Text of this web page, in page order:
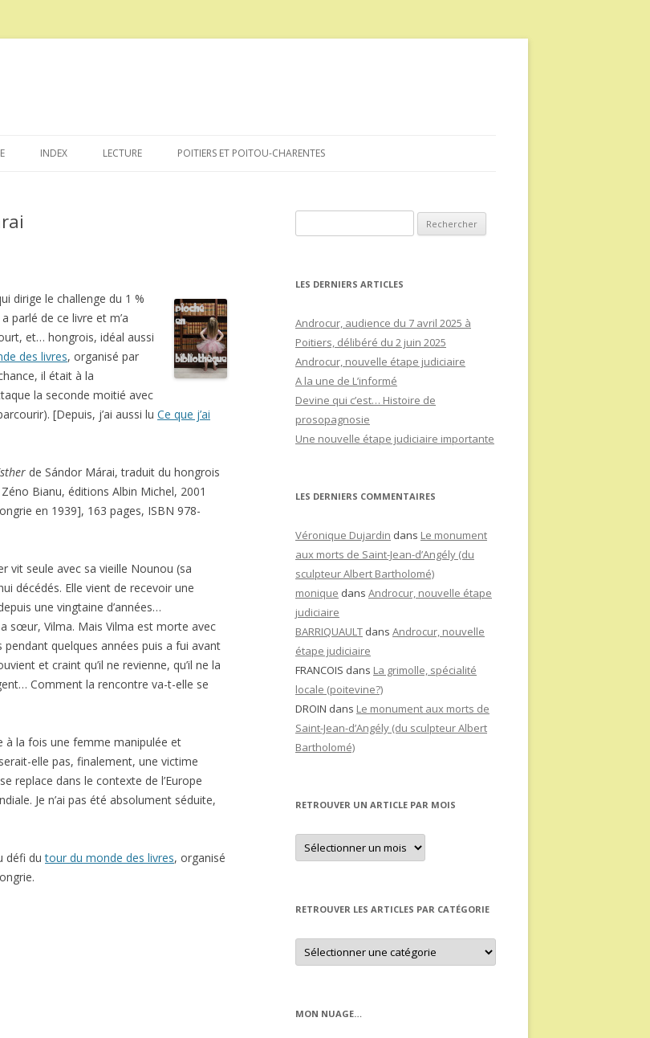
au
INDEX LECTURE POITIERS ET POITOU-CHARENTES
dirige le challenge du 1 %
parlé de ce livre et m’a
et… hongrois, idéal aussi
des livres, organisé par
il était à la
la seconde moitié avec
[Depuis, j’ai aussi lu Ce que j’ai
de Sándor Márai, traduit du hongrois
Bianu, éditions Albin Michel, 2001
en 1939], 163 pages, ISBN 978-
vit seule avec sa vieille Nounou (sa
décédés. Elle vient de recevoir une
une vingtaine d’années…
sœur, Vilma. Mais Vilma est morte avec
quelques années puis a fui avant
et craint qu’il ne revienne, qu’il ne la
Comment la rencontre va-t-elle se
la fois une femme manipulée et
elle pas, finalement, une victime
replace dans le contexte de l’Europe
Je n’ai pas été absolument séduite,
défi dutour du monde des livres, organisé
LES DERNIERS ARTICLES
Androcur, audience du 7 avril 2025 à
Poitiers, délibéré du 2 juin 2025
Androcur, nouvelle étape judiciaire
A la une de L’informé
Devine qui c’est… Histoire de
prosopagnosie
Une nouvelle étape judiciaire importante
LES DERNIERS COMMENTAIRES
Véronique Dujardin dans Le monument
aux morts de Saint-Jean-d’Angély (du
sculpteur Albert Bartholomé)
monique dans Androcur, nouvelle étape
judiciaire
BARRIQUAULT dans Androcur, nouvelle
étape judiciaire
FRANCOIS dans La grimolle, spécialité
locale (poitevine?)
DROIN dans Le monument aux morts de
Saint-Jean-d’Angély (du sculpteur Albert
Bartholomé)
RETROUVER UN ARTICLE PAR MOIS
Retrouver
un
article
RETROUVER LES ARTICLES PAR CATÉGORIE
Retrouver
les
articles
MON NUAGE…